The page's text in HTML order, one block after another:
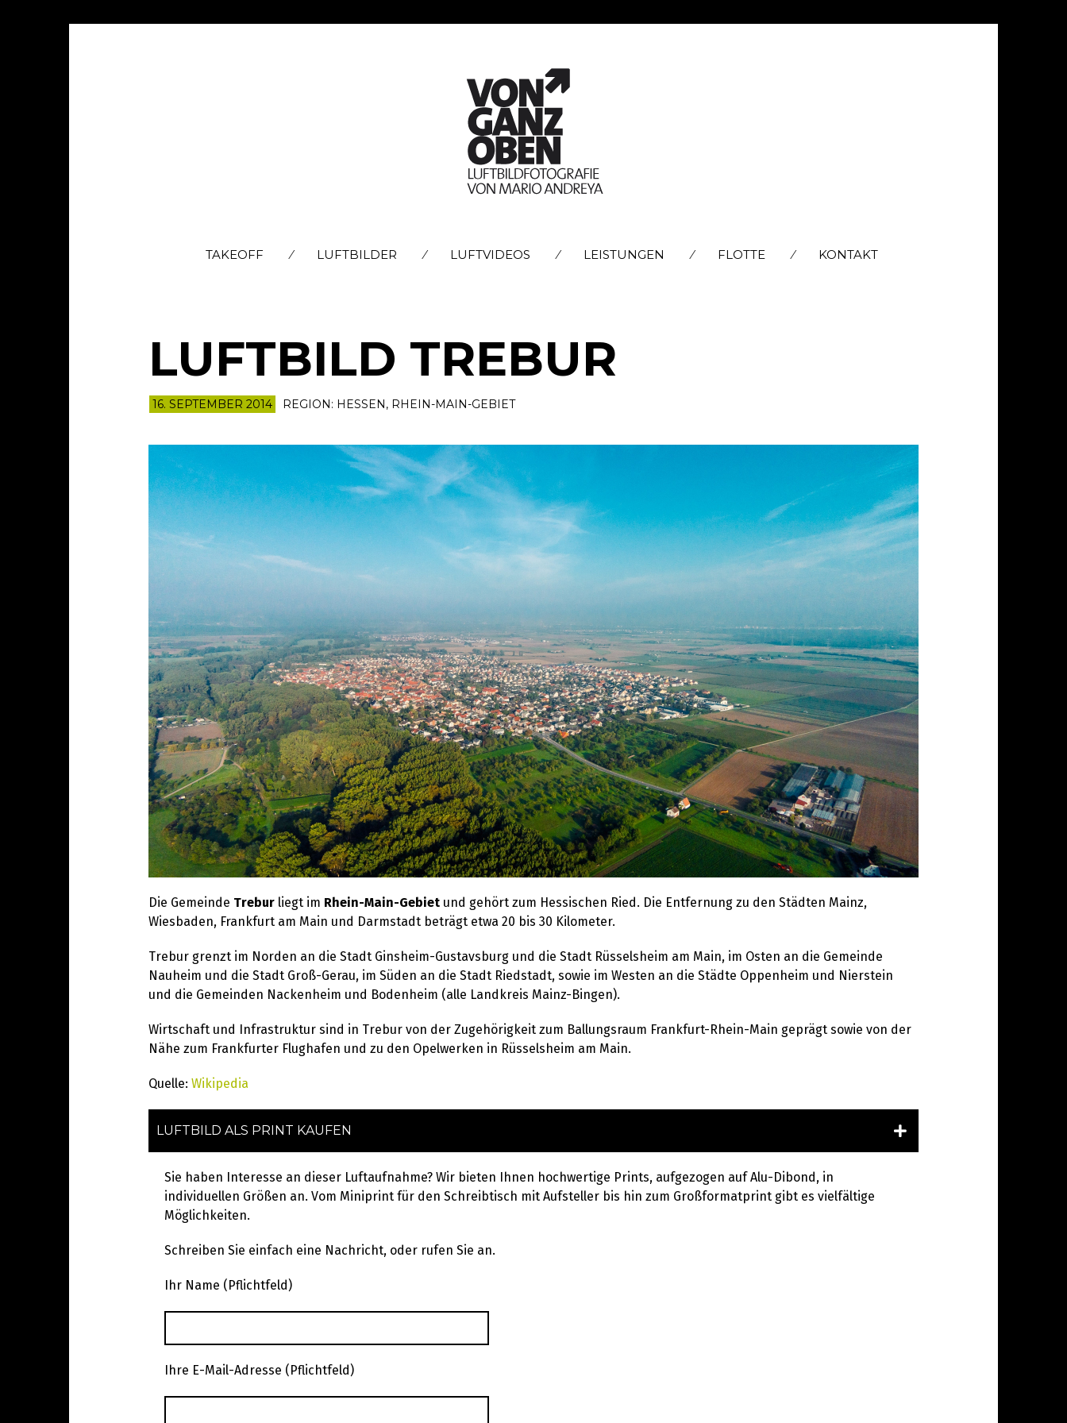
SKIP
TAKEOFF LUFTBILDER LUFTVIDEOS LEISTUNGEN FLOTTE KONTAKT
LUFTBILD TREBUR
16. SEPTEMBER 2014 REGION: HESSEN, RHEIN-MAIN-GEBIET
Die Gemeinde Trebur liegt im Rhein-Main-Gebiet und gehört zum Hessischen Ried. Die Entfernung zu den Städten Mainz,
Wiesbaden, Frankfurt am Main und Darmstadt beträgt etwa 20 bis 30 Kilometer.
Trebur grenzt im Norden an die Stadt Ginsheim-Gustavsburg und die Stadt Rüsselsheim am Main, im Osten an die Gemeinde
Nauheim und die Stadt Groß-Gerau, im Süden an die Stadt Riedstadt, sowie im Westen an die Städte Oppenheim und Nierstein
und die Gemeinden Nackenheim und Bodenheim (alle Landkreis Mainz-Bingen).
Wirtschaft und Infrastruktur sind in Trebur von der Zugehörigkeit zum Ballungsraum Frankfurt-Rhein-Main geprägt sowie von der
Nähe zum Frankfurter Flughafen und zu den Opelwerken in Rüsselsheim am Main.
Quelle: Wikipedia
LUFTBILD ALS PRINT KAUFEN
Sie haben Interesse an dieser Luftaufnahme? Wir bieten Ihnen hochwertige Prints, aufgezogen auf Alu-Dibond, in
individuellen Größen an. Vom Miniprint für den Schreibtisch mit Aufsteller bis hin zum Großformatprint gibt es vielfältige
Möglichkeiten.
Schreiben Sie einfach eine Nachricht, oder rufen Sie an.
Ihr Name (Pflichtfeld)
Ihre E-Mail-Adresse (Pflichtfeld)